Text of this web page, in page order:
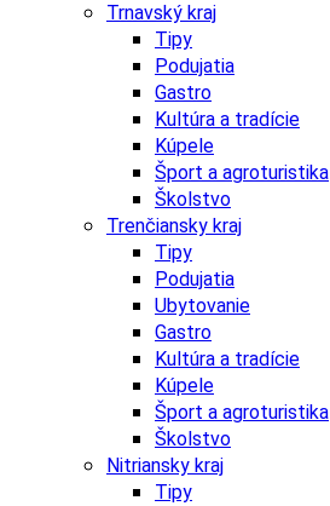
Trnavský kraj
Tipy
Podujatia
Gastro
Kultúra a tradície
Kúpele
Šport a agroturistika
Školstvo
Trenčiansky kraj
Tipy
Podujatia
Ubytovanie
Gastro
Kultúra a tradície
Kúpele
Šport a agroturistika
Školstvo
Nitriansky kraj
Tipy